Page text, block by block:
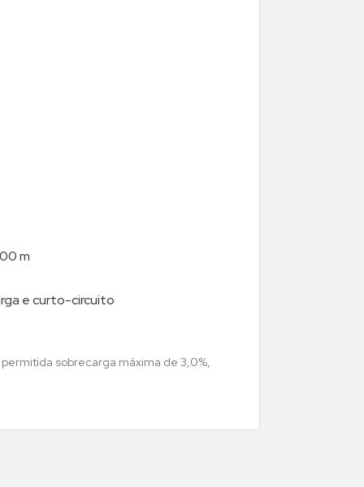
m
e curto-circuito
sobrecarga máxima de 3,0%,